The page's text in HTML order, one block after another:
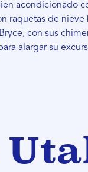
acondicionado
raquetas de
con sus
alargar su